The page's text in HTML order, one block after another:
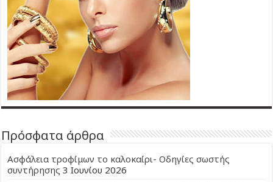
Πρόσφατα άρθρα
Ασφάλεια τροφίμων το καλοκαίρι- Οδηγίες σωστής
συντήρησης 3 Ιουνίου 2026